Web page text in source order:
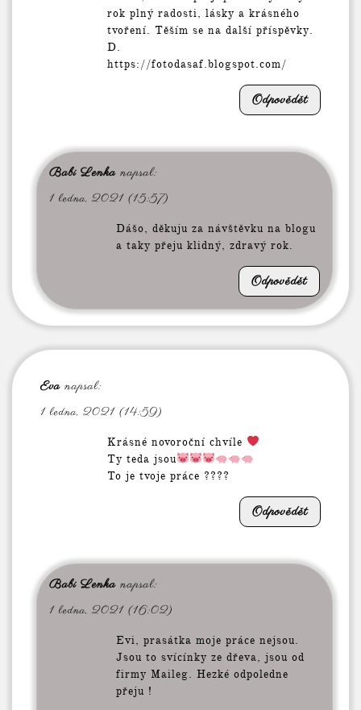
rok plný radosti, lásky a krásného
tvoření. Těším se na další příspěvky.
D.
https://fotodasaf.blogspot.com/
Odpovědět
Babi Lenka napsal:
1 ledna, 2021 (15:57)
Dášo, děkuju za návštěvku na blogu
a taky přeju klidný, zdravý rok.
Odpovědět
Eva napsal:
1 ledna, 2021 (14:59)
Krásné novoroční chvíle
Ty teda jsou
To je tvoje práce ????
Odpovědět
Babi Lenka napsal:
1 ledna, 2021 (16:02)
Evi, prasátka moje práce nejsou.
Jsou to svícínky ze dřeva, jsou od
firmy Maileg. Hezké odpoledne
přeju !